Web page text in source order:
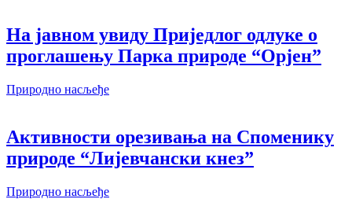
На јавном увиду Пријeдлог одлуке о
проглашењу Парка природе “Орјен”
Природно насљеђе
Активности орезивања на Споменику
природе “Лијевчански кнез”
Природно насљеђе